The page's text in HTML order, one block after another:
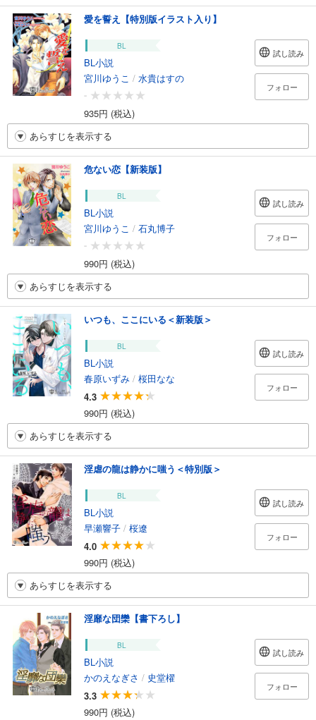
愛を誓え【特別版イラスト入り】
BL
BL小説
宮川ゆうこ / 水貴はすの
-
935円 (税込)
試し読み
フォロー
あらすじを表示する
危ない恋【新装版】
BL
BL小説
宮川ゆうこ / 石丸博子
-
990円 (税込)
試し読み
フォロー
あらすじを表示する
いつも、ここにいる＜新装版＞
BL
BL小説
春原いずみ / 桜田なな
4.3
990円 (税込)
試し読み
フォロー
あらすじを表示する
淫虐の龍は静かに嗤う＜特別版＞
BL
BL小説
早瀬響子 / 桜遼
4.0
990円 (税込)
試し読み
フォロー
あらすじを表示する
淫靡な団欒【書下ろし】
BL
BL小説
かのえなぎさ / 史堂櫂
3.3
990円 (税込)
試し読み
フォロー